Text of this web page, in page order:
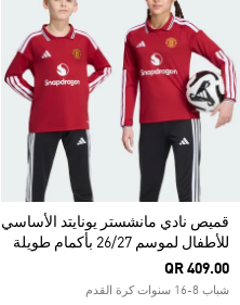
قميص نادي مانشستر يونايتد الأساسي
للأطفال لموسم 26/27 بأكمام طويلة
QR 409.00
شباب 8-16 سنوات كرة القدم